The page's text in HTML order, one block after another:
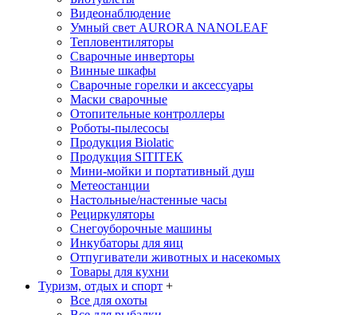
Видеонаблюдение
Умный свет AURORA NANOLEAF
Тепловентиляторы
Сварочные инверторы
Винные шкафы
Сварочные горелки и аксессуары
Маски сварочные
Отопительные контроллеры
Роботы-пылесосы
Продукция Biolatic
Продукция SITITEK
Мини-мойки и портативный душ
Метеостанции
Настольные/настенные часы
Рециркуляторы
Снегоуборочные машины
Инкубаторы для яиц
Отпугиватели животных и насекомых
Товары для кухни
Туризм, отдых и спорт +
Все для охоты